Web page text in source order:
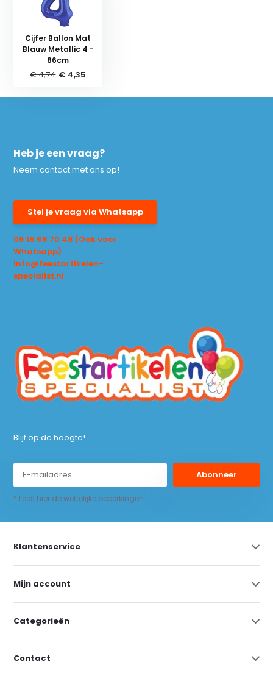
Cijfer Ballon Mat
Blauw Metallic 4 -
86cm
€ 4,74 € 4,35
Heb je een vraag?
Neem contact met ons op!
Stel je vraag via Whatsapp
06 15 68 70 48 (Ook voor
Whatsapp)
info@feestartikelen-
specialist.nl
Blijf op de hoogte!
Abonneer
* Lees hier de wettelijke beperkingen
Klantenservice
Mijn account
Categorieën
Contact